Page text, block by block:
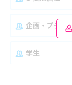
企画・プラン
学生